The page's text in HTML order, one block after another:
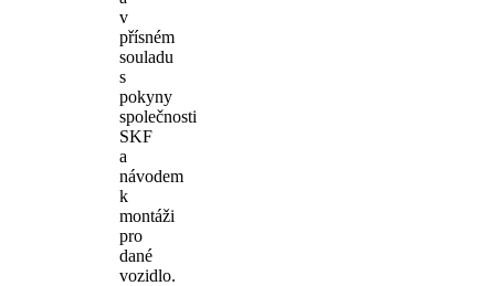
v
přísném
souladu
s
pokyny
společnosti
SKF
a
návodem
k
montáži
pro
dané
vozidlo.